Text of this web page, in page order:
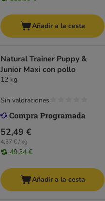
Añadir a la cesta
Natural Trainer Puppy &
Junior Maxi con pollo
12 kg
52,49 €
4,37 € / kg
49,34 €
Sin valoraciones
Añadir a la cesta